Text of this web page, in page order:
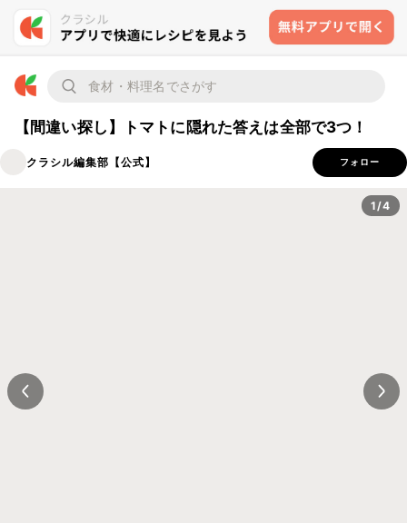
【間違い探し】トマトに隠れた答えは全部で3つ！
クラシル編集部【公式】 フォロー
1/4